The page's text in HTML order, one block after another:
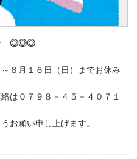
せ ◎◎◎
８月１６日（日）までお休み
は０７９８－４５－４０７１
お願い申し上げます。